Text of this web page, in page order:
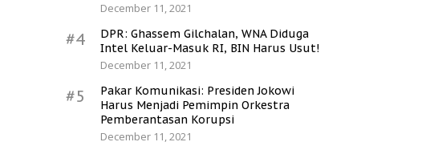
December 11, 2021
#4
DPR: Ghassem Gilchalan, WNA Diduga
Intel Keluar-Masuk RI, BIN Harus Usut!
December 11, 2021
#5
Pakar Komunikasi: Presiden Jokowi
Harus Menjadi Pemimpin Orkestra
Pemberantasan Korupsi
December 11, 2021